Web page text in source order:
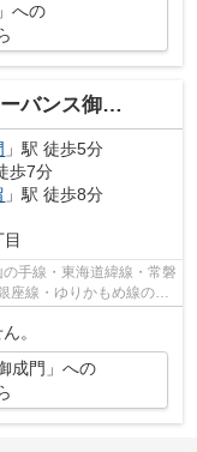
への
ンス御成門
」駅 徒歩5分
歩7分
」駅 徒歩8分
目
座線・ゆりかもめ線の計
。
成門」への